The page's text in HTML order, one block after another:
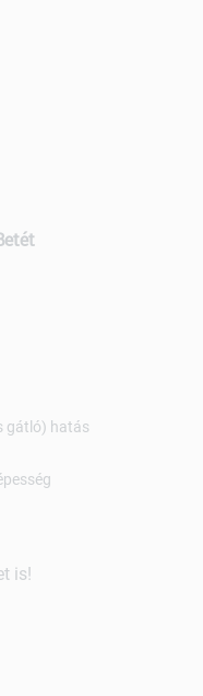
gátló) hatás
is!